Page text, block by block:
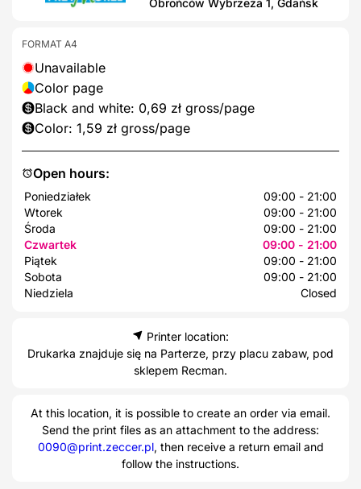
Open hours:
Poniedziałek
09:00 - 21:00
Wtorek
09:00 - 21:00
Środa
09:00 - 21:00
Czwartek
09:00 - 21:00
Piątek
09:00 - 21:00
Sobota
09:00 - 21:00
Niedziela
Closed
FORMAT A4
Unavailable
Color page
Black and white: 0,69 zł gross/page
Color: 1,59 zł gross/page
Printer location:
Drukarka znajduje się na Parterze, przy placu zabaw, pod
sklepem Recman.
At this location, it is possible to create an order via email.
Send the print files as an attachment to the address:
0090@print.zeccer.pl, then receive a return email and
follow the instructions.